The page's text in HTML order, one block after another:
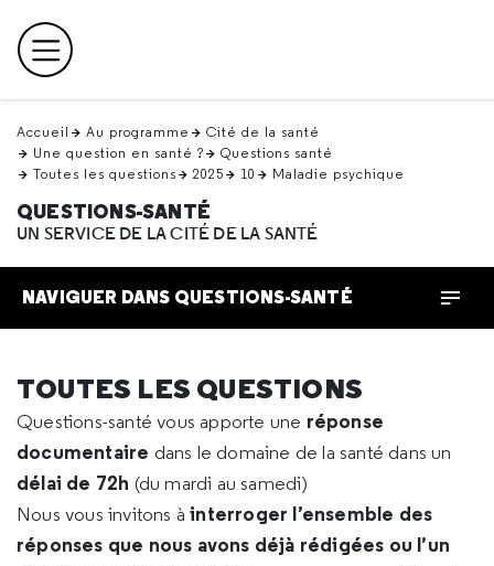
en
haut Menu principal
Accueil Au programme
Cité de la santé
Une question en santé ?
Questions santé
Toutes les questions
2025 10 Maladie psychique
QUESTIONS-SANTÉ
UN SERVICE DE LA CITÉ DE LA SANTÉ
NAVIGUER DANS QUESTIONS-SANTÉ
TOUTES LES QUESTIONS
Questions-santé vous apporte une réponse
documentaire dans le domaine de la santé dans un
délai de 72h (du mardi au samedi)
Nous vous invitons àinterroger l’ensemble des
réponses que nous avons déjà rédigées ou l’un